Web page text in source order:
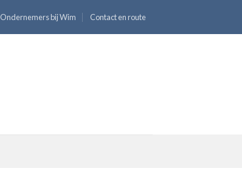
Ondernemers bij Wim Contact en route